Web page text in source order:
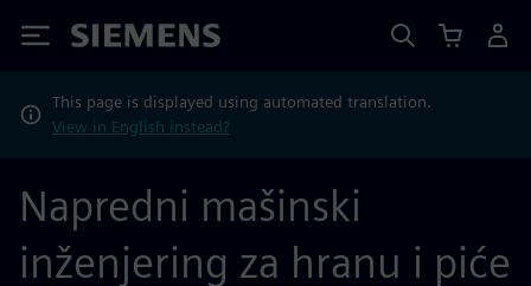
Siemens
This page is displayed using automated translation.
View in English instead?
Napredni mašinski
inženjering za hranu i piće